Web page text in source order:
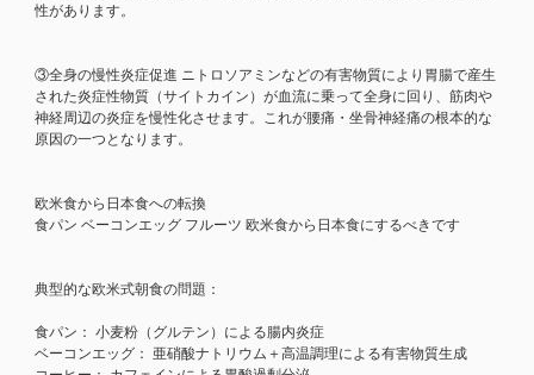
性があります。
③全身の慢性炎症促進 ニトロソアミンなどの有害物質により胃腸で産生
された炎症性物質（サイトカイン）が血流に乗って全身に回り、筋肉や
神経周辺の炎症を慢性化させます。これが腰痛・坐骨神経痛の根本的な
原因の一つとなります。
欧米食から日本食への転換
食パン ベーコンエッグ フルーツ 欧米食から日本食にするべきです
典型的な欧米式朝食の問題：
食パン： 小麦粉（グルテン）による腸内炎症
ベーコンエッグ： 亜硝酸ナトリウム＋高温調理による有害物質生成